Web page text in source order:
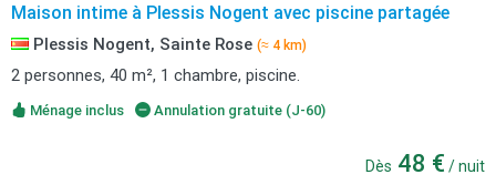
Maison intime à Plessis Nogent avec piscine partagée
Plessis Nogent, Sainte Rose (≈ 4 km)
2 personnes, 40 m², 1 chambre, piscine.
Ménage inclus Annulation gratuite (J-60)
Dès 48 € / nuit